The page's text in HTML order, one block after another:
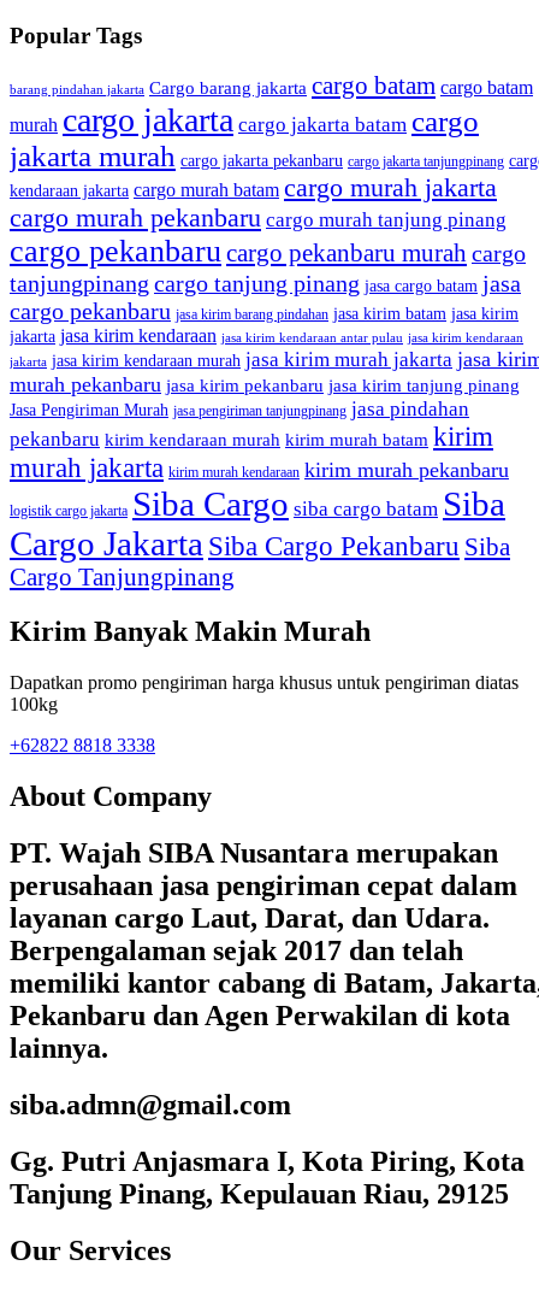
Popular Tags
barang pindahan jakarta Cargo barang jakarta cargo batam cargo batam
murah cargo jakarta cargo jakarta batam cargo
jakarta murah cargo jakarta pekanbaru cargo jakarta tanjungpinang
kendaraan jakarta cargo murah batam cargo murah jakarta
cargo murah pekanbaru cargo murah tanjung pinang
cargo pekanbarucargo pekanbaru murahcargo
tanjungpinang cargo tanjung pinang jasa cargo batam jasa
cargo pekanbaru jasa kirim barang pindahan jasa kirim batam jasa kirim
jakarta jasa kirim kendaraan jasa kirim kendaraan antar pulau jasa kirim kendaraan
jakarta jasa kirim kendaraan murah jasa kirim murah jakarta jasa
murah pekanbaru jasa kirim pekanbaru jasa kirim tanjung pinang
Jasa Pengiriman Murah jasa pengiriman tanjungpinang jasa pindahan
pekanbaru kirim kendaraan murah kirim murah batam kirim
murah jakarta kirim murah kendaraan kirim murah pekanbaru
logistik cargo jakarta Siba Cargo siba cargo batam Siba
Cargo Jakarta Siba Cargo Pekanbaru Siba
Cargo Tanjungpinang
Kirim Banyak Makin Murah
Dapatkan promo pengiriman harga khusus untuk pengiriman diatas
100kg
+62822 8818 3338
About Company
PT. Wajah SIBA Nusantara merupakan
perusahaan jasa pengiriman cepat dalam
layanan cargo Laut, Darat, dan Udara.
Berpengalaman sejak 2017 dan telah
memiliki kantor cabang di Batam,
Pekanbaru dan Agen Perwakilan di kota
lainnya.
siba.admn@gmail.com
Gg. Putri Anjasmara I, Kota Piring, Kota
Tanjung Pinang, Kepulauan Riau, 29125
Our Services